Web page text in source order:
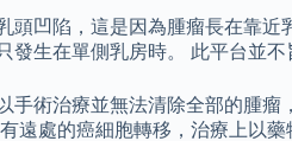
頭凹陷，這是因為腫瘤長在靠
發生在單側乳房時。 此平台並
術治療並無法清除全部的腫瘤
遠處的癌細胞轉移，治療上以